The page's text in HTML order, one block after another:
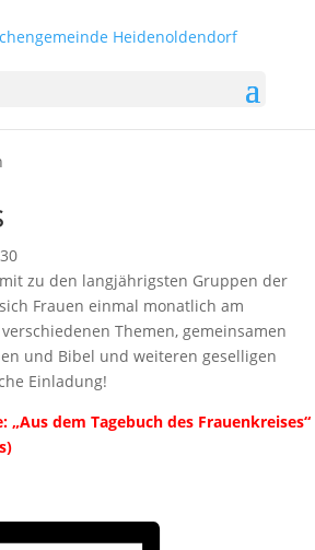
zu den langjährigsten Gruppen der
Frauen einmal monatlich am
Themen, gemeinsamen
und Bibel und weiteren geselligen
Einladung!
dem Tagebuch des Frauenkreises“